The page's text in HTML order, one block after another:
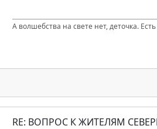
А волшебства на свете нет, деточка.
RE: ВОПРОС К ЖИТЕЛЯМ